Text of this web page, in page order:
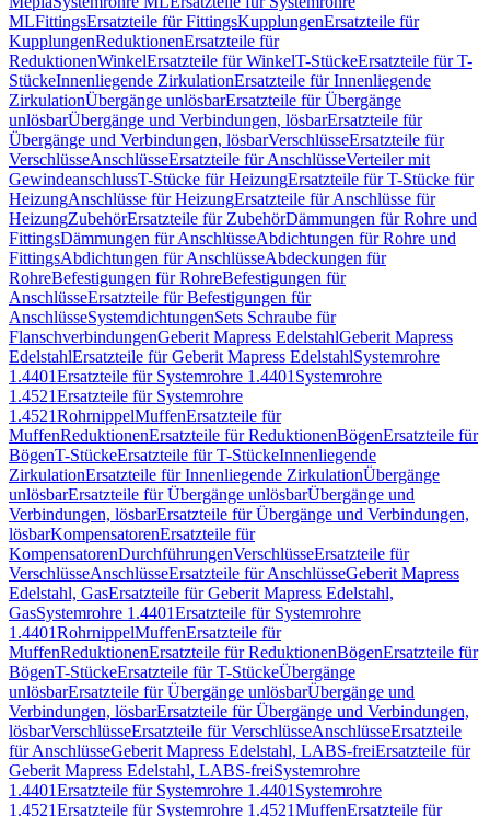
MLFittingsErsatzteile für FittingsKupplungenErsatzteile für
KupplungenReduktionenErsatzteile für
ReduktionenWinkelErsatzteile für WinkelT-StückeErsatzteile für T-
StückeInnenliegende ZirkulationErsatzteile für Innenliegende
ZirkulationÜbergänge unlösbarErsatzteile für Übergänge
unlösbarÜbergänge und Verbindungen, lösbarErsatzteile für
Übergänge und Verbindungen, lösbarVerschlüsseErsatzteile für
VerschlüsseAnschlüsseErsatzteile für AnschlüsseVerteiler mit
GewindeanschlussT-Stücke für HeizungErsatzteile für T-Stücke für
HeizungAnschlüsse für HeizungErsatzteile für Anschlüsse für
HeizungZubehörErsatzteile für ZubehörDämmungen für Rohre und
FittingsDämmungen für AnschlüsseAbdichtungen für Rohre und
FittingsAbdichtungen für AnschlüsseAbdeckungen für
RohreBefestigungen für RohreBefestigungen für
AnschlüsseErsatzteile für Befestigungen für
AnschlüsseSystemdichtungenSets Schraube für
FlanschverbindungenGeberit Mapress EdelstahlGeberit Mapress
EdelstahlErsatzteile für Geberit Mapress EdelstahlSystemrohre
1.4401Ersatzteile für Systemrohre 1.4401 Systemrohre
1.4521Ersatzteile für Systemrohre
1.4521RohrnippelMuffenErsatzteile für
MuffenReduktionenErsatzteile für ReduktionenBögenErsatzteile für
BögenT-StückeErsatzteile für T-StückeInnenliegende
ZirkulationErsatzteile für Innenliegende ZirkulationÜbergänge
unlösbarErsatzteile für Übergänge unlösbarÜbergänge und
Verbindungen, lösbarErsatzteile für Übergänge und Verbindungen,
lösbarKompensatorenErsatzteile für
KompensatorenDurchführungenVerschlüsseErsatzteile für
VerschlüsseAnschlüsseErsatzteile für AnschlüsseGeberit Mapress
Edelstahl, GasErsatzteile für Geberit Mapress Edelstahl,
GasSystemrohre 1.4401Ersatzteile für Systemrohre
1.4401RohrnippelMuffenErsatzteile für
MuffenReduktionenErsatzteile für ReduktionenBögenErsatzteile für
BögenT-StückeErsatzteile für T-StückeÜbergänge
unlösbarErsatzteile für Übergänge unlösbarÜbergänge und
Verbindungen, lösbarErsatzteile für Übergänge und Verbindungen,
lösbarVerschlüsseErsatzteile für VerschlüsseAnschlüsseErsatzteile
für AnschlüsseGeberit Mapress Edelstahl, LABS-freiErsatzteile für
Geberit Mapress Edelstahl, LABS-freiSystemrohre
1.4401Ersatzteile für Systemrohre 1.4401 Systemrohre
1.4521Ersatzteile für Systemrohre 1.4521MuffenErsatzteile für